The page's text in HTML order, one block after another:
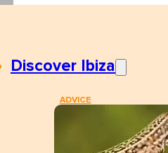
Discover Ibiza
ADVICE